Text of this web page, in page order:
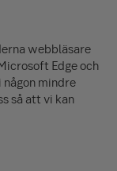
webbläsare
Edge och
mindre
så att vi kan